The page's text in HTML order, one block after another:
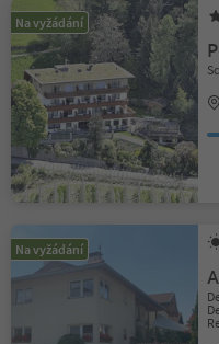
Na vyžádání
Na vyžádání